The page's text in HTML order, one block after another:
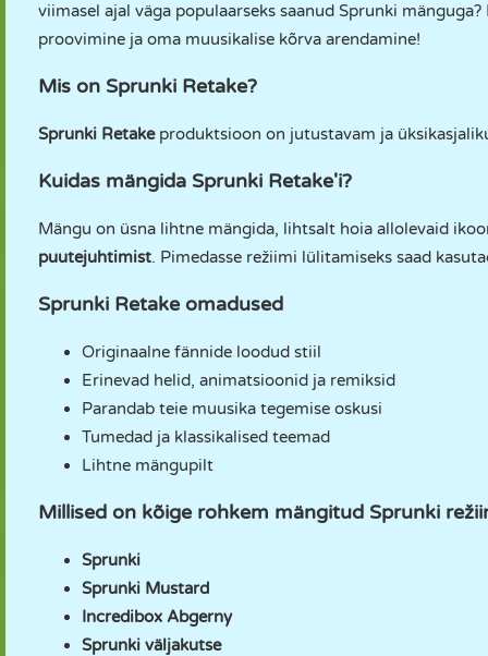
viimasel ajal väga populaarseks saanud Sprunki
proovimine ja oma muusikalise kõrva arendamine!
Mis on Sprunki Retake?
Sprunki Retakeproduktsioon on jutustavam ja
Kuidas mängida Sprunki Retake'i?
Mängu on üsna lihtne mängida, lihtsalt hoia allolevaid
puutejuhtimist. Pimedasse režiimi lülitamiseks saad
Sprunki Retake omadused
Originaalne fännide loodud stiil
Erinevad helid, animatsioonid ja remiksid
Parandab teie muusika tegemise oskusi
Tumedad ja klassikalised teemad
Lihtne mängupilt
Millised on kõige rohkem mängitud Sprunki
Sprunki
Sprunki Mustard
Incredibox Abgerny
Sprunki väljakutse